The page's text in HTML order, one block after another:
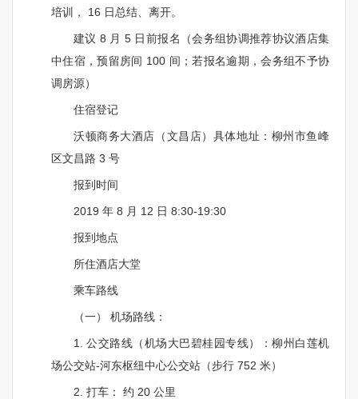
培训，
16 日总结、离开。
建议 8 月 5 日前报名（会务组协调推荐协议酒店集
中住宿，预留房间 100 间；若报名逾期，会务组不予协
调房源）
住宿登记
沃顿商务大酒店（文昌店）具体地址：柳州市鱼峰
区文昌路 3 号
报到时间
2019 年 8 月 12 日 8:30-19:30
报到地点
所住酒店大堂
乘车路线
（一） 机场路线：
1.公交路线（机场大巴碧桂园专线）：柳州白莲机
场公交站-河东枢纽中心公交站（步行 752 米）
2. 打车： 约 20 公里